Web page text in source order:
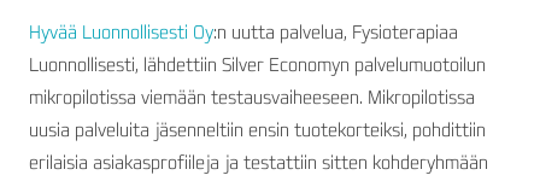
Hyvää Luonnollisesti Oy:n uutta palvelua, Fysioterapiaa
Luonnollisesti, lähdettiin Silver Economyn palvelumuotoilun
mikropilotissa viemään testausvaiheeseen. Mikropilotissa
uusia palveluita jäsenneltiin ensin tuotekorteiksi, pohdittiin
erilaisia asiakasprofiileja ja testattiin sitten kohderyhmään